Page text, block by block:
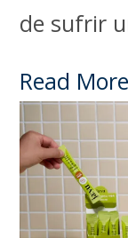
de sufrir
Read More